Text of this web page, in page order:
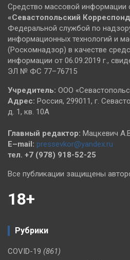
Средство массовой информации
«Севастопольский
Федеральной службой по
информационных технологий и
(Роскомнадзор) в качестве
информации от 06.09.2019 г.,
ЭЛ № ФС 77–76715
Учредитель: ООО
Адрес: Россия, 299011, г.
д. 1, кв. 10А
Главный редактор: Мацкевич
E–mail: pressevkor@yandex.ru
тел. +7 (978) 918-52-25
Все публикации защищены
18+
Рубрики
COVID-19 (861)